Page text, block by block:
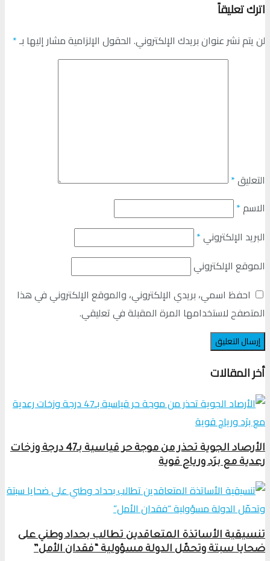
اترك تعليقاً
لن يتم نشر عنوان بريدك الإلكتروني. الحقول الإلزامية مشار إليها بـ*
التعليق*
الاسم*
البريد الإلكتروني*
الموقع الإلكتروني
احفظ اسمي، بريدي الإلكتروني، والموقع الإلكتروني في هذا
المتصفح لاستخدامها المرة المقبلة في تعليقي.
أخر المقالات
الأرصاد الجوية تحذر من موجة حر قياسية بـ47 درجة وزخات
رعدية مع برَد ورياح قوية
تنسيقية الأساتذة المتعاقدين تطالب بحداد وطني على
ضحايا سبتة وتحمّل الدولة مسؤولية “فقدان الأمل”